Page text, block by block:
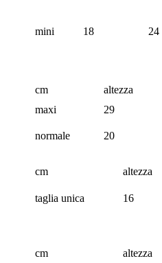
mini 18 24
cm altezza
maxi
29
normale 20
cm altezza
taglia unica 16
cm altezza